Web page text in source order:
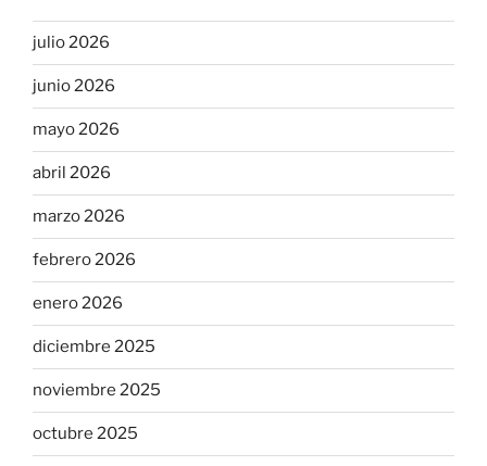
julio 2026
junio 2026
mayo 2026
abril 2026
marzo 2026
febrero 2026
enero 2026
diciembre 2025
noviembre 2025
octubre 2025